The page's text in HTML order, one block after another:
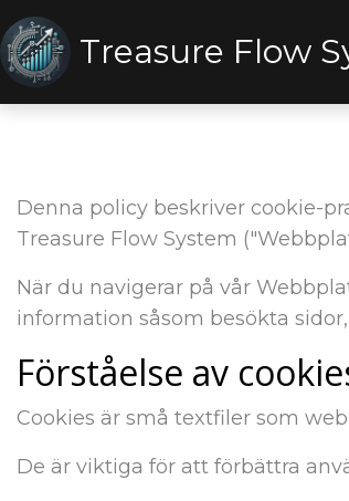
Treasure Flow
Denna policy beskriver cookie-
Treasure Flow System
När du navigerar på vår
information såsom besökta
Förståelse av
Cookies är små textfiler som
De är viktiga för att förbättra